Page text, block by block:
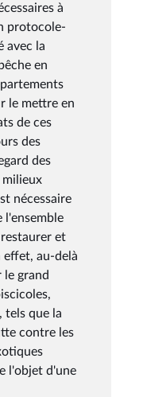
à
protocole-
avec la
en
le mettre en
de ces
des
des
milieux
nécessaire
l'ensemble
et
effet, au-delà
le grand
tels que la
contre les
l'objet d'une